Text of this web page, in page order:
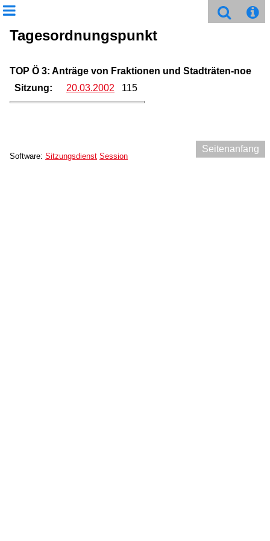
Tagesordnungspunkt
TOP Ö 3: Anträge von Fraktionen und Stadträten-noe
Sitzung:
20.03.2002 115
Seitenanfang
Software: Sitzungsdienst Session